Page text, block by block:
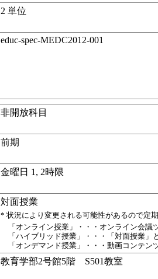
2 単位
educ-spec-MEDC2012-001
非開放科目
前期
金曜日 1, 2時限
対面授業
* 状況により変更される可能性があるので定
「オンライン授業」・・・オンライン会
「ハイブリッド授業」・・・「対面授業
「オンデマンド授業」・・・動画コンテ
教育学部2号館5階 S501教室